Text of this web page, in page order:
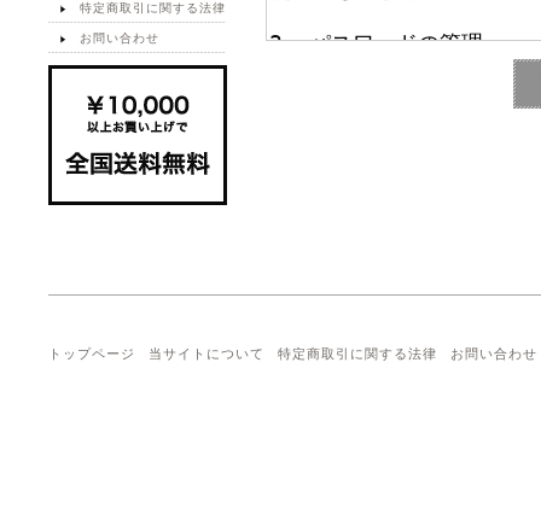
特定商取引に関する法律
お問い合わせ
トップページ 当サイトについて 特定商取引に関する法律 お問い合わせ